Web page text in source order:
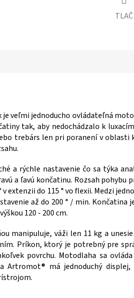
TLAČ
veľmi jednoducho ovládateľná
tak, aby nedochádzalo k
trebárs len pri poranení v
a rýchle nastavenie čo sa týka
a ľavú končatinu. Rozsah
v extenzii do 115 ° vo flexii. Medzi
až do 200 ° / min.
120 - 200 cm.
manipuluje, váži len 11 kg a
Príkon, ktorý je potrebný pre
povrchu. Motodlaha sa
Artromot® má jednoduchý